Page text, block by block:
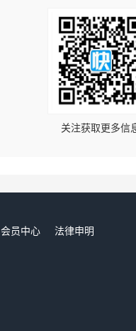
关注获取更多信
会员中心
法律申明